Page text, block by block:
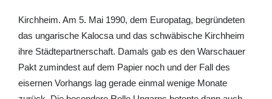
Kirchheim. Am 5. Mai 1990, dem Europatag, begründeten
das ungarische Kalocsa und das schwäbische Kirchheim
ihre Städtepartnerschaft. Damals gab es den Warschauer
Pakt zumindest auf dem Papier noch und der Fall des
eisernen Vorhangs lag gerade einmal wenige Monate